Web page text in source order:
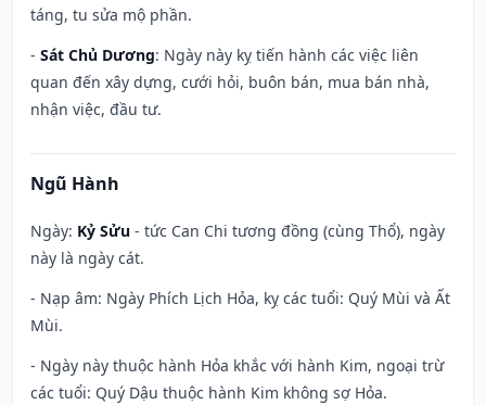
táng, tu sửa mộ phần.
- Sát Chủ Dương: Ngày này kỵ tiến hành các việc liên
quan đến xây dựng, cưới hỏi, buôn bán, mua bán nhà,
nhận việc, đầu tư.
Ngũ Hành
Ngày: Kỷ Sửu - tức Can Chi tương đồng (cùng Thổ), ngày
này là ngày cát.
- Nạp âm: Ngày Phích Lịch Hỏa, kỵ các tuổi: Quý Mùi và Ất
Mùi.
- Ngày này thuộc hành Hỏa khắc với hành Kim, ngoại trừ
các tuổi: Quý Dậu thuộc hành Kim không sợ Hỏa.